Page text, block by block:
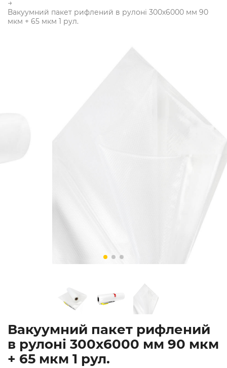
→
Вакуумний пакет рифлений в рулоні 300х6000 мм 90
мкм + 65 мкм 1 рул.
Вакуумний пакет рифлений
в рулоні 300х6000 мм 90 мкм
+ 65 мкм 1 рул.